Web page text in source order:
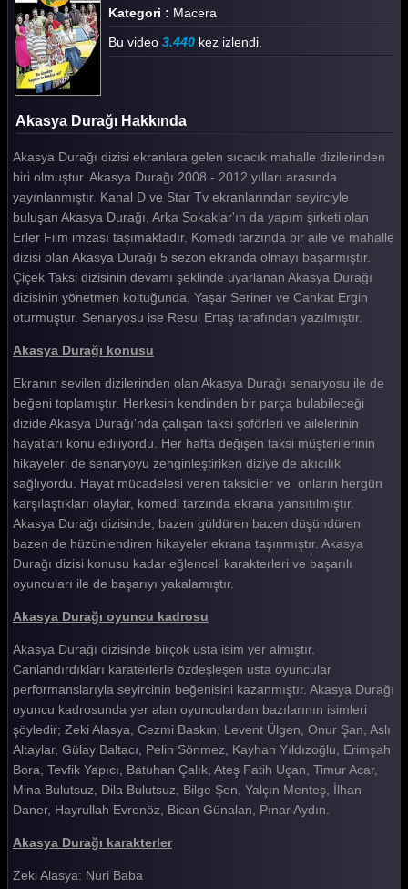
Akasya Durağı 159. Bölüm
Akasya Durağı 158. Bölüm
Akasya Durağı 157. Bölüm
Akasya Durağı 156. Bölüm
Akasya Durağı 155. Bölüm
Akasya Durağı 154. Bölüm
Akasya Durağı 153. Bölüm
Akasya Durağı 152. Bölüm
Akasya Durağı 151. Bölüm
Akasya Durağı 150. Bölüm
Akasya Durağı 149. Bölüm
Akasya Durağı 148. Bölüm
Akasya Durağı 147. Bölüm
Akasya Durağı 146. Bölüm
Akasya Durağı 145. Bölüm
Akasya Durağı 144. Bölüm
Akasya Durağı 143. Bölüm
Akasya Durağı 142. Bölüm
Akasya Durağı 141. Bölüm
Akasya Durağı 140. Bölüm
Akasya Durağı 139. Bölüm
Akasya Durağı 138. Bölüm
Akasya Durağı 137. Bölüm
Akasya Durağı 136. Bölüm
Akasya Durağı 135. Bölüm
Akasya Durağı 134. Bölüm
Akasya Durağı 133. Bölüm
Kategori : Macera
Bu video 3.440 kez izlendi.
Akasya Durağı Hakkında
Akasya Durağı dizisi ekranlara gelen sıcacık mahalle dizilerinden
biri olmuştur. Akasya Durağı 2008 - 2012 yılları arasında
yayınlanmıştır. Kanal D ve Star Tv ekranlarından seyirciyle
buluşan Akasya Durağı, Arka Sokaklar'ın da yapım şirketi olan
Erler Film imzası taşımaktadır. Komedi tarzında bir aile ve mahalle
dizisi olan Akasya Durağı 5 sezon ekranda olmayı başarmıştır.
Çiçek Taksi dizisinin devamı şeklinde uyarlanan Akasya Durağı
dizisinin yönetmen koltuğunda, Yaşar Seriner ve Cankat Ergin
oturmuştur. Senaryosu ise Resul Ertaş tarafından yazılmıştır.
Akasya Durağı konusu
Ekranın sevilen dizilerinden olan Akasya Durağı senaryosu ile de
beğeni toplamıştır. Herkesin kendinden bir parça bulabileceği
dizide Akasya Durağı'nda çalışan taksi şoförleri ve ailelerinin
hayatları konu ediliyordu. Her hafta değişen taksi müşterilerinin
hikayeleri de senaryoyu zenginleştiriken diziye de akıcılık
sağlıyordu. Hayat mücadelesi veren taksiciler ve onların hergün
karşılaştıkları olaylar, komedi tarzında ekrana yansıtılmıştır.
Akasya Durağı dizisinde, bazen güldüren bazen düşündüren
bazen de hüzünlendiren hikayeler ekrana taşınmıştır. Akasya
Durağı dizisi konusu kadar eğlenceli karakterleri ve başarılı
oyuncuları ile de başarıyı yakalamıştır.
Akasya Durağı oyuncu kadrosu
Akasya Durağı dizisinde birçok usta isim yer almıştır.
Canlandırdıkları karaterlerle özdeşleşen usta oyuncular
performanslarıyla seyircinin beğenisini kazanmıştır. Akasya Durağı
oyuncu kadrosunda yer alan oyunculardan bazılarının isimleri
şöyledir; Zeki Alasya, Cezmi Baskın, Levent Ülgen, Onur Şan, Aslı
Altaylar, Gülay Baltacı, Pelin Sönmez, Kayhan Yıldızoğlu, Erimşah
Bora, Tevfik Yapıcı, Batuhan Çalık, Ateş Fatih Uçan, Timur Acar,
Mina Bulutsuz, Dila Bulutsuz, Bilge Şen, Yalçın Menteş, İlhan
Daner, Hayrullah Evrenöz, Bican Günalan, Pınar Aydın.
Akasya Durağı karakterler
Zeki Alasya: Nuri Baba